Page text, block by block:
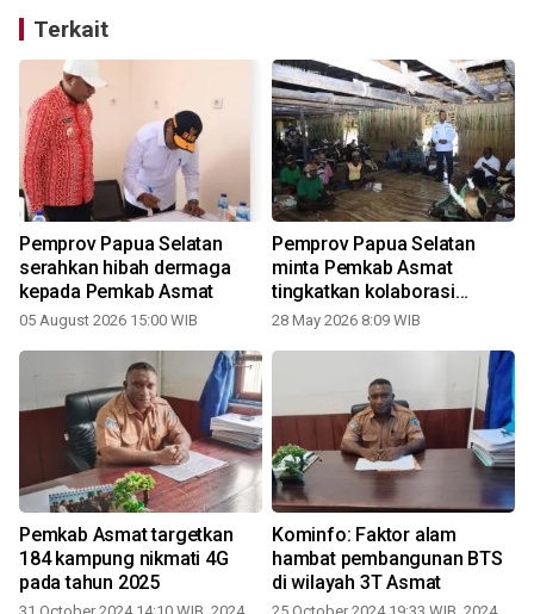
Terkait
Pemprov Papua Selatan
serahkan hibah dermaga
kepada Pemkab Asmat
05 August 2026 15:00 WIB
Pemprov Papua Selatan
minta Pemkab Asmat
tingkatkan kolaborasi
pembangunan
28 May 2026 8:09 WIB
Pemkab Asmat targetkan
184 kampung nikmati 4G
pada tahun 2025
Kominfo: Faktor alam
hambat pembangunan BTS
di wilayah 3T Asmat